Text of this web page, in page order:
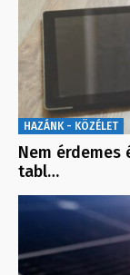
HAZÁNK - KÖZÉLET
Nem
tabl…